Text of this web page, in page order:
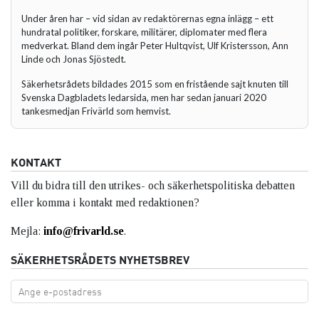
Under åren har – vid sidan av redaktörernas egna inlägg – ett
hundratal politiker, forskare, militärer, diplomater med flera
medverkat. Bland dem ingår Peter Hultqvist, Ulf Kristersson, Ann
Linde och Jonas Sjöstedt.
Säkerhetsrådets bildades 2015 som en fristående sajt knuten till
Svenska Dagbladets ledarsida, men har sedan januari 2020
tankesmedjan Frivärld som hemvist.
KONTAKT
Vill du bidra till den utrikes- och säkerhetspolitiska debatten
eller komma i kontakt med redaktionen?
Mejla: info@frivarld.se.
SÄKERHETSRÅDETS NYHETSBREV